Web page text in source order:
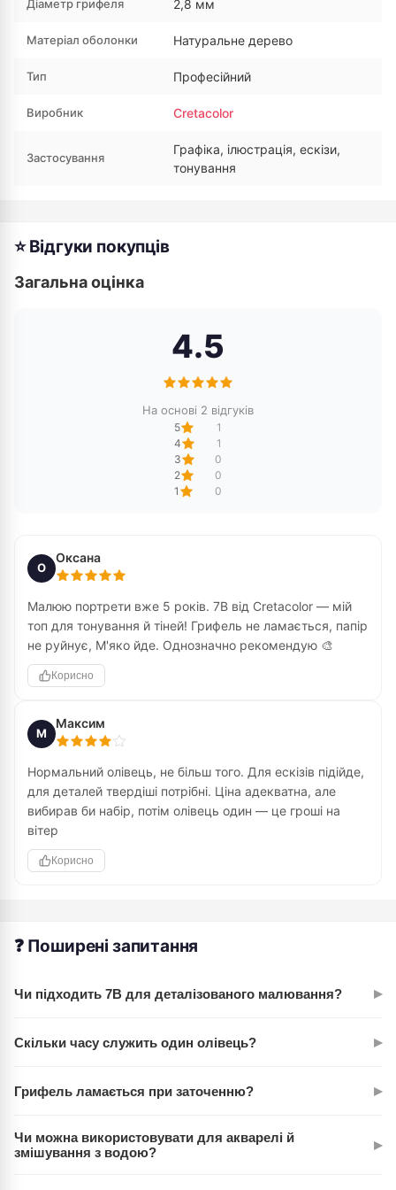
Діаметр грифеля 2,8 мм
Матеріал оболонки Натуральне дерево
Тип Професійний
Виробник Cretacolor
Застосування
Графіка, ілюстрація, ескізи,
тонування
⭐ Відгуки покупців
Загальна оцінка
4.5
На основі 2 відгуків
5
1
4
1
3
0
2
0
1
0
О
Оксана
Малюю портрети вже 5 років. 7B від Cretacolor — мій
топ для тонування й тіней! Грифель не ламається, папір
не руйнує, М'яко йде. Однозначно рекомендую 🎨
Корисно
М
Максим
Нормальний олівець, не більш того. Для ескізів підійде,
для деталей твердіші потрібні. Ціна адекватна, але
вибирав би набір, потім олівець один — це гроші на
вітер
Корисно
❓ Поширені запитання
Чи підходить 7B для деталізованого малювання? ▸
дрібних деталей краще спочатку набросати твердим
акцентів.
Скільки часу служить один олівець? ▸
стержню 2,8 мм служить помітно довше, ніж стандартні
Грифель ламається при заточенню? ▸
крихтить. Заточуйте помалу, і проблем не буде.
Чи можна використовувати для акварелі й
змішування з водою?
▸